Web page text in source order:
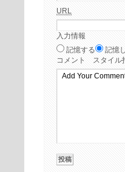
URL
入力情報
記憶する
記憶
コメント
スタイル